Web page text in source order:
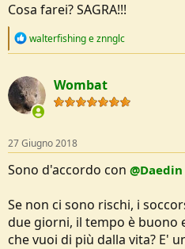
Cosa farei? SAGRA!!!
R
c
t
i
o
s
:
walterfishingeznnglc
Wombat
27 Giugno 2018
Sono d'accordo con @Daedin
Se non ci sono rischi, i
due giorni, il tempo è buono
che vuoi di più dalla vita? E'